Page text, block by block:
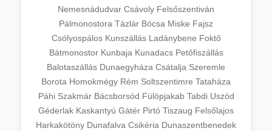
Nemesnádudvar Csávoly Felsőszentiván
Pálmonostora Tázlár Bócsa Miske Fajsz
Csólyospálos Kunszállás Ladánybene Foktő
Bátmonostor Kunbaja Kunadacs Petőfiszállás
Balotaszállás Dunaegyháza Csátalja Szeremle
Borota Homokmégy Rém Soltszentimre Tataháza
Páhi Szakmár Bácsborsód Fülöpjakab Tabdi Uszód
Géderlak Kaskantyú Gátér Pirtó Tiszaug Felsőlajos
Harkakötöny Dunafalva Csikéria Dunaszentbenedek